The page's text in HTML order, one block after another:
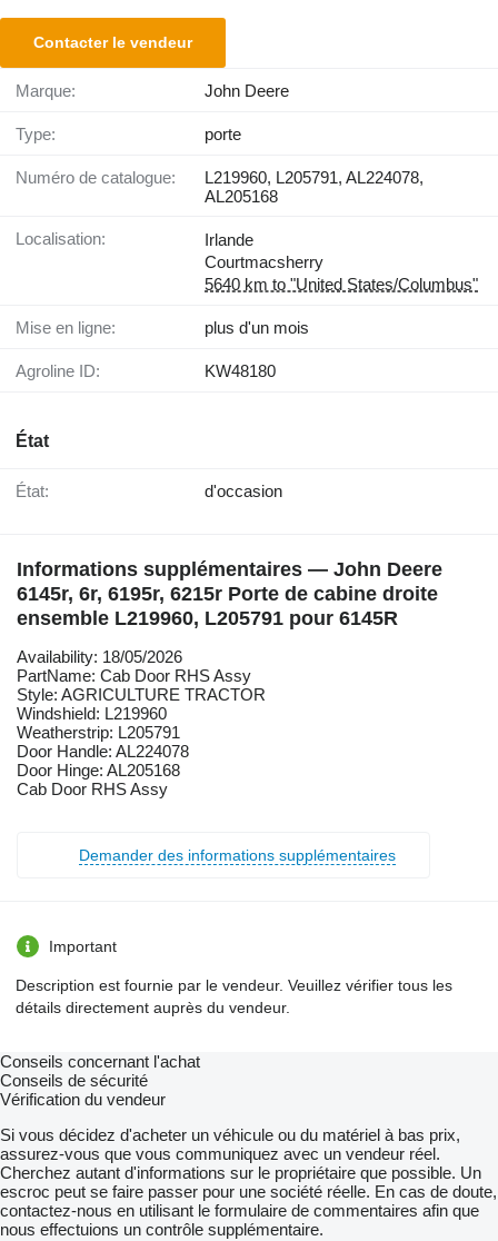
Contacter le vendeur
Marque: John Deere
Type: porte
Numéro de catalogue:
L219960, L205791, AL224078,
AL205168
Localisation:
Irlande
Courtmacsherry
5640 km to "United States/Columbus"
Mise en ligne: plus d'un mois
Agroline ID: KW48180
État
État: d'occasion
Informations supplémentaires — John Deere
6145r, 6r, 6195r, 6215r Porte de cabine droite
ensemble L219960, L205791 pour 6145R
Availability: 18/05/2026
PartName: Cab Door RHS Assy
Style: AGRICULTURE TRACTOR
Windshield: L219960
Weatherstrip: L205791
Door Handle: AL224078
Door Hinge: AL205168
Cab Door RHS Assy
Demander des informations supplémentaires
Important
Description est fournie par le vendeur. Veuillez vérifier tous les
détails directement auprès du vendeur.
Conseils concernant l'achat
Conseils de sécurité
Vérification du vendeur
Si vous décidez d'acheter un véhicule ou du matériel à bas prix,
assurez-vous que vous communiquez avec un vendeur réel.
Cherchez autant d'informations sur le propriétaire que possible. Un
escroc peut se faire passer pour une société réelle. En cas de doute,
contactez-nous en utilisant le formulaire de commentaires afin que
nous effectuions un contrôle supplémentaire.